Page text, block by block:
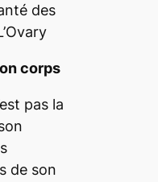
des
corps
pas la
de son